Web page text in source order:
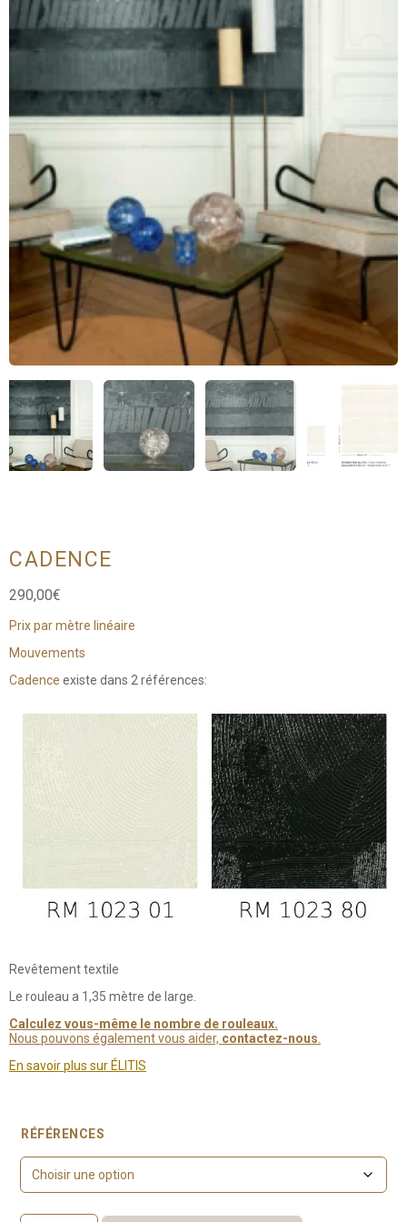
CADENCE
290,00€
Prix par mètre linéaire
Mouvements
Cadence existe dans 2 références:
Revêtement textile
Le rouleau a 1,35 mètre de large.
Calculez vous-même le nombre de rouleaux.
Nous pouvons également vous aider, contactez-nous
En savoir plus sur ÉLITIS
RÉFÉRENCES